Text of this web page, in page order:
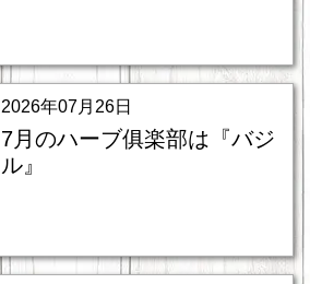
2026年07月26日
7月のハーブ俱楽部は『バジ
ル』